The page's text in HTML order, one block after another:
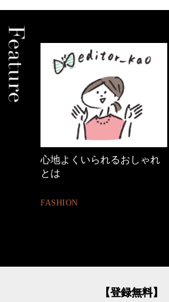
【ワーママのきれいめカジ
ュアル通勤】
FASHION
【登録無料】